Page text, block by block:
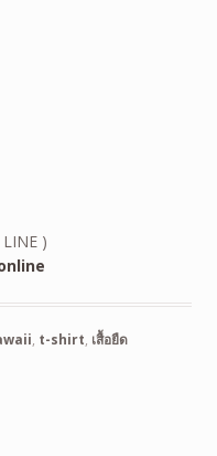
)
, t-shirt, เสื้อยืด